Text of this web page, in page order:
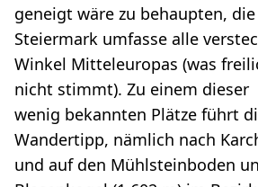
geneigt wäre zu behaupten, die
Steiermark umfasse alle
Winkel Mitteleuropas (was
nicht stimmt). Zu einem dieser
wenig bekannten Plätze führt
Wandertipp, nämlich nach
und auf den Mühlsteinboden